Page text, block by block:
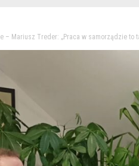
– Mariusz Treder: „Praca w samorządzie to